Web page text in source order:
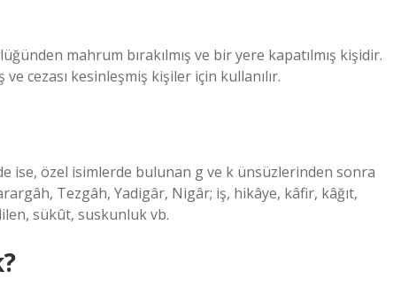
mahrum bırakılmış ve bir yere kapatılmış kişidir.
cezası kesinleşmiş kişiler için kullanılır.
ise, özel isimlerde bulunan g ve k ünsüzlerinden sonra
Tezgâh, Yadigâr, Nigâr; iş, hikâye, kâfir, kâğıt,
sükût, suskunluk vb.